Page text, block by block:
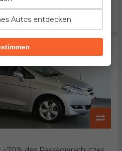
57%
kleiner
58%
höher
Autos entdecken